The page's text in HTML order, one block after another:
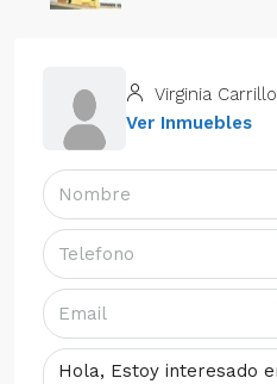
Virginia Carrillo
Ver Inmuebles